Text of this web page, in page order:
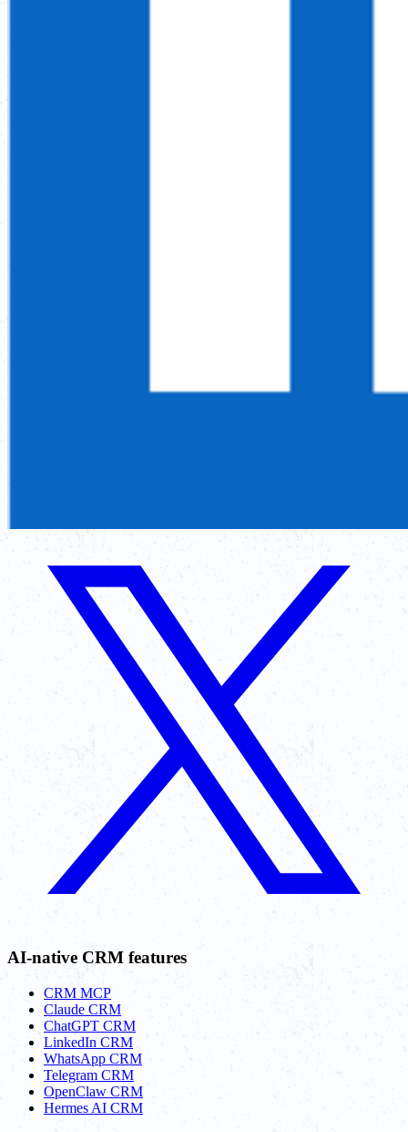
AI-native CRM features
CRM MCP
Claude CRM
ChatGPT CRM
LinkedIn CRM
WhatsApp CRM
Telegram CRM
OpenClaw CRM
Hermes AI CRM